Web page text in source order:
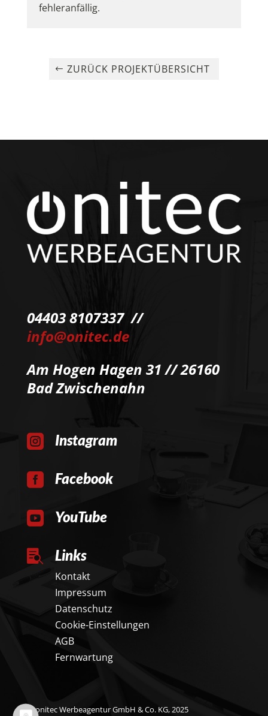
fehleranfällig.
ZURÜCK PROJEKTÜBERSICHT
04403 8107337 //
info@onitec.de
Am Hogen Hagen 31 // 26160
Bad Zwischenahn
 Instagram
 Facebook
 YouTube
 Links
Kontakt
Impressum
Datenschutz
Cookie-Einstellungen
AGB
Fernwartung
© onitec Werbeagentur GmbH & Co. KG, 2025